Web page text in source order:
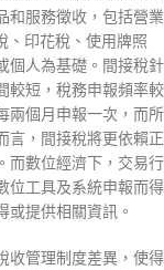
和服務徵收，包括營業
、印花稅、使用牌照
個人為基礎。間接稅針
較短，稅務申報頻率較
兩個月申報一次，而所
言，間接稅將更依賴正
而數位經濟下，交易行
位工具及系統申報而得
或提供相關資訊。
收管理制度差異，使得